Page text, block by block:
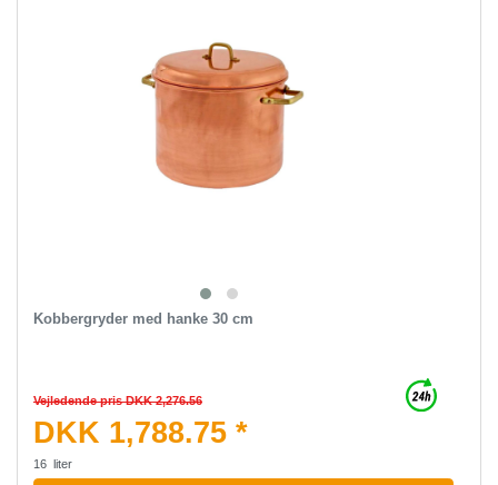
Kobbergryder med hanke 30 cm
Vejledende pris DKK 2,276.56
DKK 1,788.75 *
16 liter